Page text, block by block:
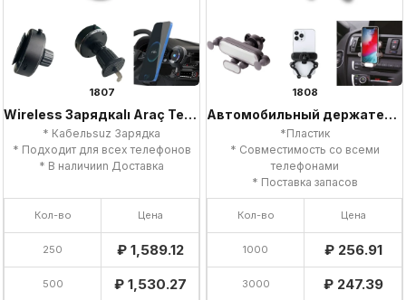
1807
Wireless Зарядкаlı Araç Телефон Tutucu
* Кабельsuz Зарядка
* Подходит для всех телефонов
* В наличииn Доставка
Кол-во Цена
250 ₽ 1,589.12
500 ₽ 1,530.27
1808
Автомобильный держатель для телефона
*Пластик
* Совместимость со всеми
телефонами
* Поставка запасов
Кол-во Цена
1000 ₽ 256.91
3000 ₽ 247.39